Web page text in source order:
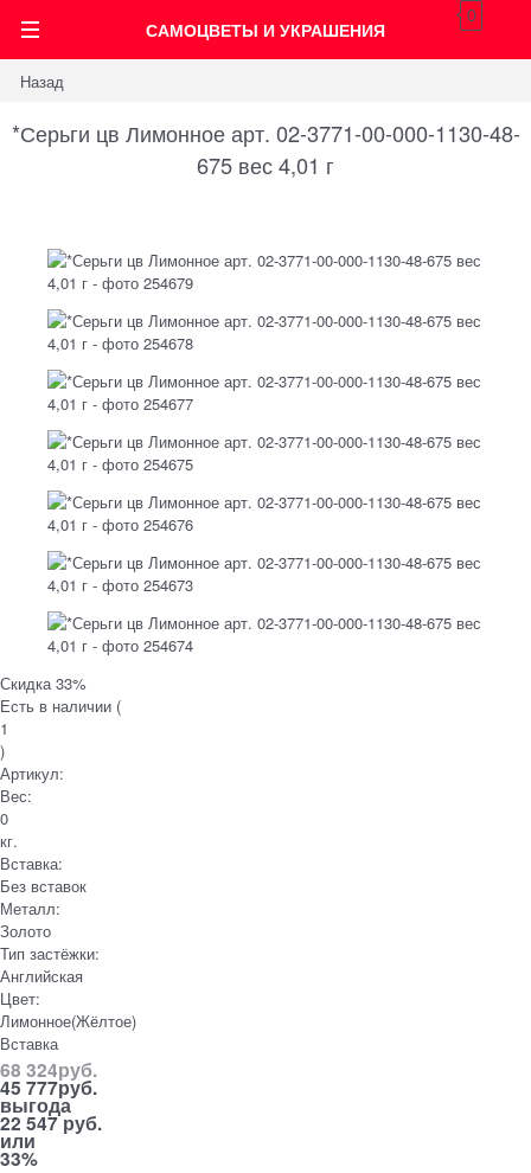
САМОЦВЕТЫ И УКРАШЕНИЯ
0
Назад
*Серьги цв Лимонное арт. 02-3771-00-000-1130-48-
675 вес 4,01 г
Скидка 33%
Есть в наличии (
1
)
Артикул:
Вес:
0
кг.
Вставка:
Без вставок
Металл:
Золото
Тип застёжки:
Английская
Цвет:
Лимонное(Жёлтое)
Вставка
68 324руб.
45 777руб.
выгода
22 547 руб.
или
33%